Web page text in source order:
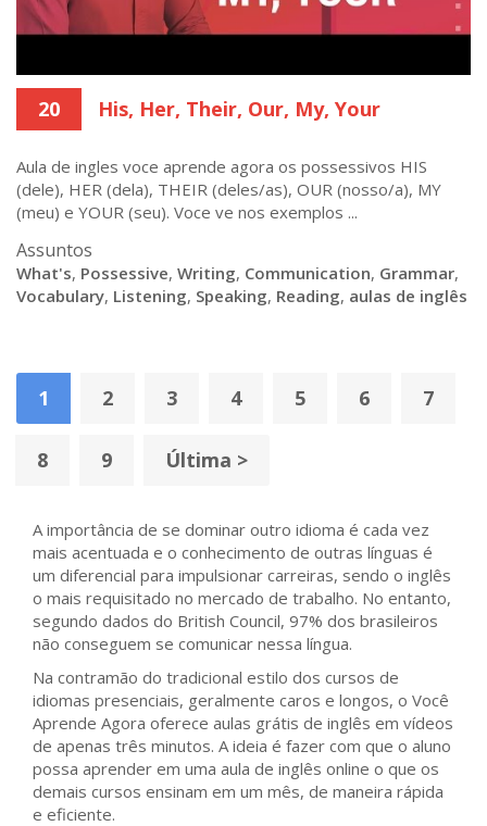
20 His, Her, Their, Our, My, Your
Aula de ingles voce aprende agora os possessivos HIS
(dele), HER (dela), THEIR (deles/as), OUR (nosso/a), MY
(meu) e YOUR (seu). Voce ve nos exemplos ...
Assuntos
What's, Possessive, Writing, Communication, Grammar,
Vocabulary, Listening, Speaking, Reading, aulas de inglês
1 2 3 4 5 6 7
8 9 Última >
A importância de se dominar outro idioma é cada vez
mais acentuada e o conhecimento de outras línguas é
um diferencial para impulsionar carreiras, sendo o inglês
o mais requisitado no mercado de trabalho. No entanto,
segundo dados do British Council, 97% dos brasileiros
não conseguem se comunicar nessa língua.
Na contramão do tradicional estilo dos cursos de
idiomas presenciais, geralmente caros e longos, o Você
Aprende Agora oferece aulas grátis de inglês em vídeos
de apenas três minutos. A ideia é fazer com que o aluno
possa aprender em uma aula de inglês online o que os
demais cursos ensinam em um mês, de maneira rápida
e eficiente.